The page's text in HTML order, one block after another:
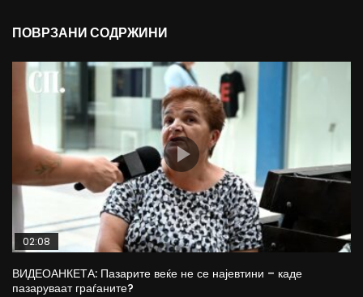
ПОВРЗАНИ СОДРЖИНИ
02:08
ВИДЕОАНКЕТА: Пазарите веќе не се најевтини – каде
пазаруваат граѓаните?